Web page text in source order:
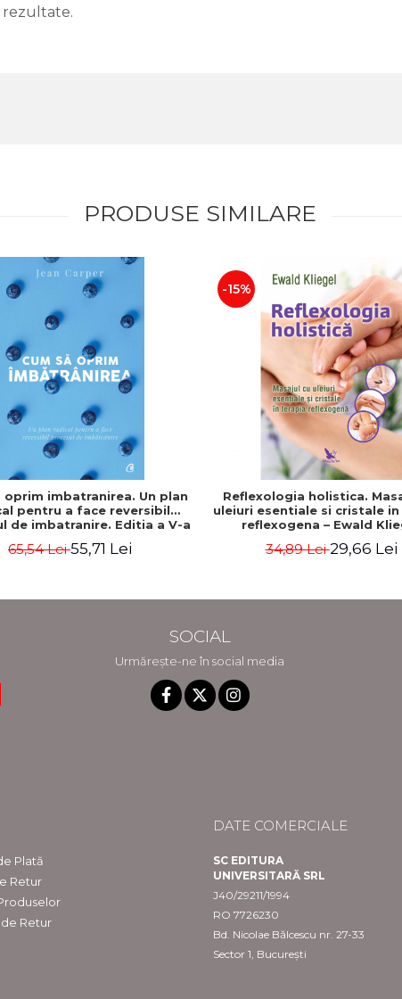
rezultate.
PRODUSE SIMILARE
oprim imbatranirea. Un plan
pentru a face reversibil
de imbatranire. Editia a V-a
65,54 Lei55,71 Lei
-15%
Reflexologia holistica.
uleiuri esentiale si cristale
reflexogena – Ewald
34,89 Lei29,66 Lei
SOCIAL
Urmărește-ne în social media
Plată
Retur
Retur
DATE COMERCIALE
SC EDITURA
UNIVERSITARĂ SRL
J40/29211/1994
RO 7726230
Bd. Nicolae Bălcescu nr. 27-33
Sector 1, București